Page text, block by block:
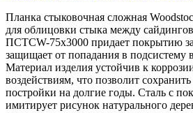
Планка стыковочная сложная
для облицовки стыка между
ПСТСW-75х3000 придает покрытию
защищает от попадания в подсистему
Материал изделия устойчив к
воздействиям, что позволит
постройки на долгие годы. Сталь с
имитирует рисунок натурального